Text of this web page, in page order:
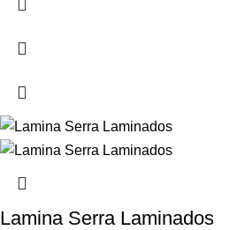
Lamina Serra Laminados